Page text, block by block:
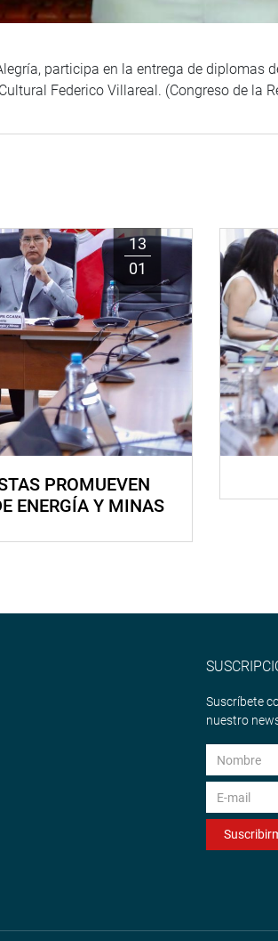
participa en la entrega de diplomas
Cultural Federico Villareal. (Congreso de la
13
01
PROMUEVEN
ENERGÍA Y MINAS
Suscríbete
nuestro